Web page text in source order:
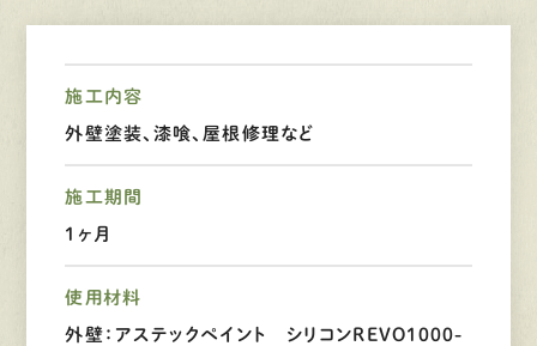
Webお問い合わせ
施工内容
外壁塗装、漆喰、屋根修理など
施工期間
1ヶ月
使用材料
外壁：アステックペイント シリコンREVO1000-